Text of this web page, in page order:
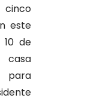
este
de
casa
para